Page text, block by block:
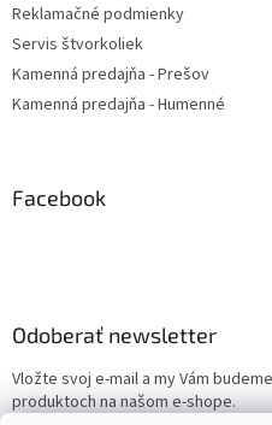
Reklamačné podmienky
Servis štvorkoliek
Kamenná predajňa - Prešov
Kamenná predajňa - Humenné
Facebook
Odoberať newsletter
Vložte svoj e-mail a my Vám
produktoch na našom e-shope.